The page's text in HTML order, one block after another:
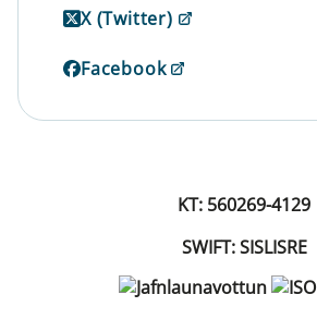
X (Twitter)
Facebook
KT: 560269-4129
SWIFT: SISLISRE